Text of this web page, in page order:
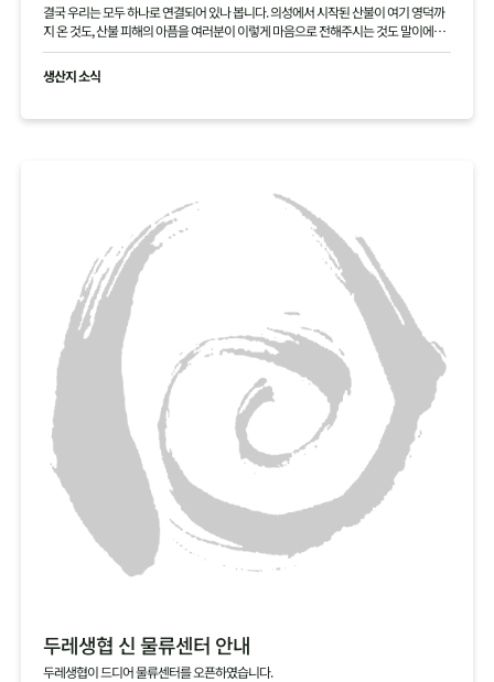
결국 우리는 모두 하나로 연결되어 있나 봅니다. 의성에서 시작된 산불이 여기 영덕까
지 온 것도, 산불 피해의 아픔을 여러분이 이렇게 마음으로 전해주시는 것도 말이에요.
본의 아니게 걱정을 끼쳐 죄송합니다. 여러분 덕분에 다시 힘을 내겠습니다. 진심으로
고맙습니다.
생산지 소식
두레생협 신 물류센터 안내
두레생협이 드디어 물류센터를 오픈하였습니다.